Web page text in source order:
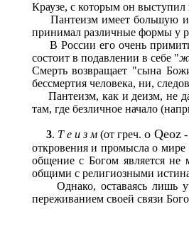
Краузе, с которым он выступил
Пантеизм имеет большую
принимал различные формы у
В России его очень
состоит в подавлении в себе "
Смерть возвращает "сына
бессмертия человека, ни,
Пантеизм, как и деизм, не
там, где безличное начало
3. Т е и з м (от греч. o Qeoz-
откровения и промысла о мире
общение с Богом является не
общими с религиозными
Однако, оставаясь лишь
переживанием своей связи